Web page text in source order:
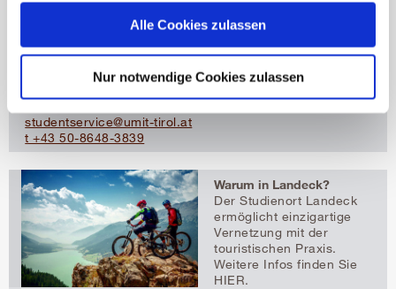
Alle Cookies zulassen
Nur notwendige Cookies zulassen
Stand 01.03.2024
Die Tiroler Privatuniversität
UMIT TIROL
Eduard-Wallnöfer-Zentrum 1
studentservice@umit-tirol.at
t +43 50-8648-3839
Warum in Landeck?
Der Studienort Landeck
ermöglicht einzigartige
Vernetzung mit der
touristischen Praxis.
Weitere Infos finden Sie
HIER.